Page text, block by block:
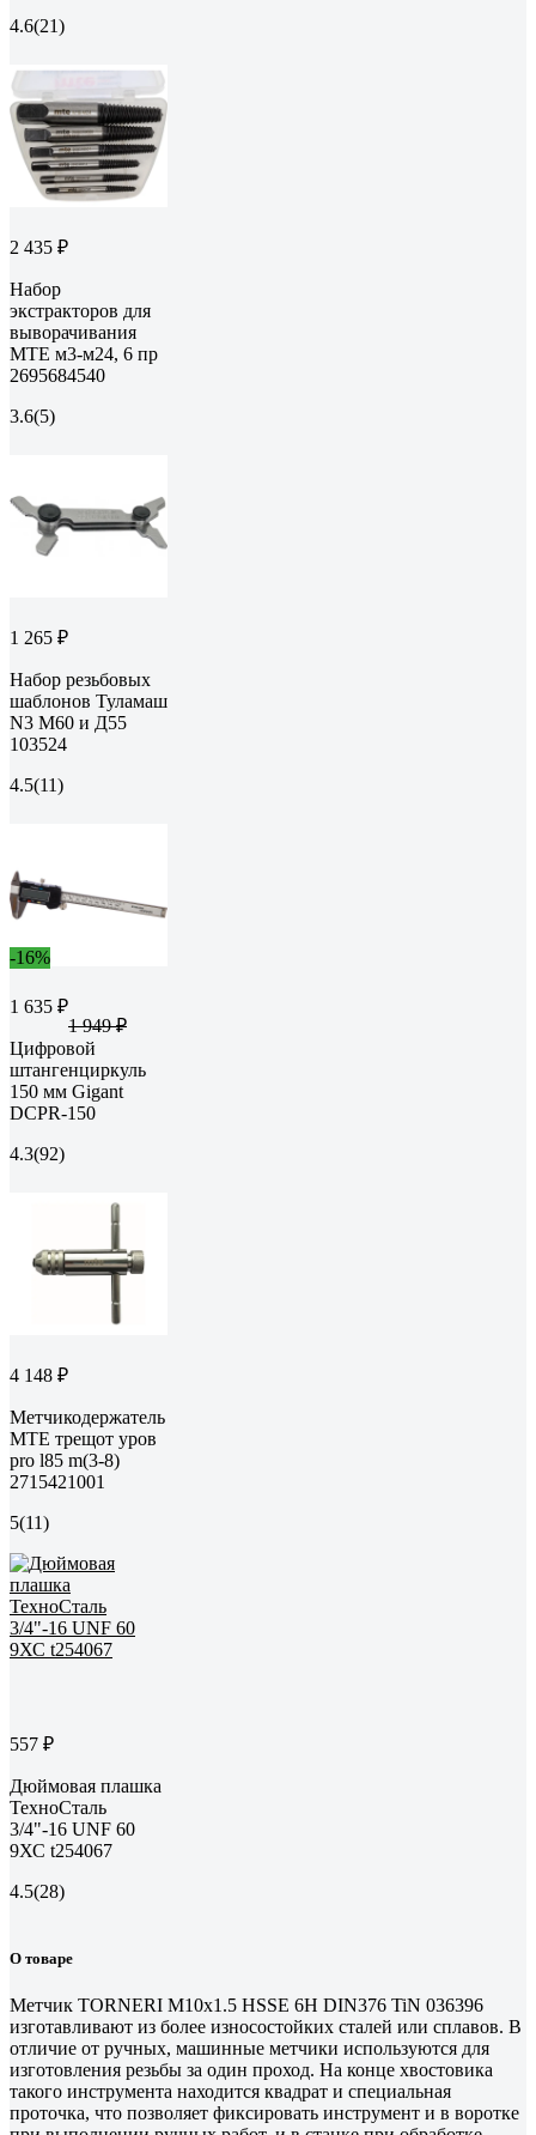
4.6(21)
2 435 ₽
Набор
экстракторов для
выворачивания
MTE м3-м24, 6 пр
2695684540
3.6(5)
1 265 ₽
Набор резьбовых
шаблонов Туламаш
N3 М60 и Д55
103524
4.5(11)
-16%
1 635 ₽
1 949 ₽
Цифровой
штангенциркуль
150 мм Gigant
DCPR-150
4.3(92)
4 148 ₽
Метчикодержатель
MTE трещот уров
pro l85 m(3-8)
2715421001
5(11)
557 ₽
Дюймовая плашка
ТехноСталь
3/4"-16 UNF 60
9ХС t254067
4.5(28)
О товаре
Метчик TORNERI М10х1.5 HSSE 6H DIN376 TiN 036396
изготавливают из более износостойких сталей или сплавов. В
отличие от ручных, машинные метчики используются для
изготовления резьбы за один проход. На конце хвостовика
такого инструмента находится квадрат и специальная
проточка, что позволяет фиксировать инструмент и в воротке